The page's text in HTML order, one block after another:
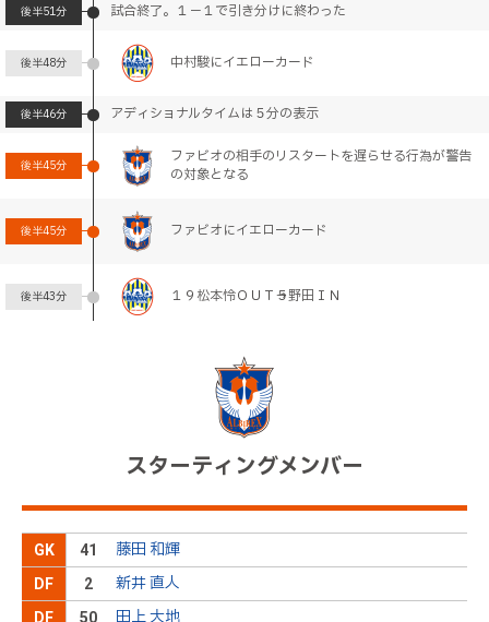
後半51分 試合終了。１－１で引き分けに終わった
後半48分 中村駿にイエローカード
後半46分 アディショナルタイムは５分の表示
後半45分
ファビオの相手のリスタートを遅らせる行為が警告
の対象となる
後半45分 ファビオにイエローカード
後半43分 １９松本怜ＯＵＴ→５野田ＩＮ
１９ペドロマンジーＯＵＴ→２８早川ＩＮ
１３大槻ＯＵＴ→３３高橋ＩＮ
後半33分
左サイドの敵陣中央から本間が右足でグラウンダー
のパスを供給。新井が左サイドの敵陣深くへ走り込
み、クロスを供給するも、相手に防がれる
大本が右サイドの敵陣深くへ持ち上がり、右足でク
スターティングメンバー
GK 41 藤田 和輝
DF 2 新井 直人
DF 50 田上 大地